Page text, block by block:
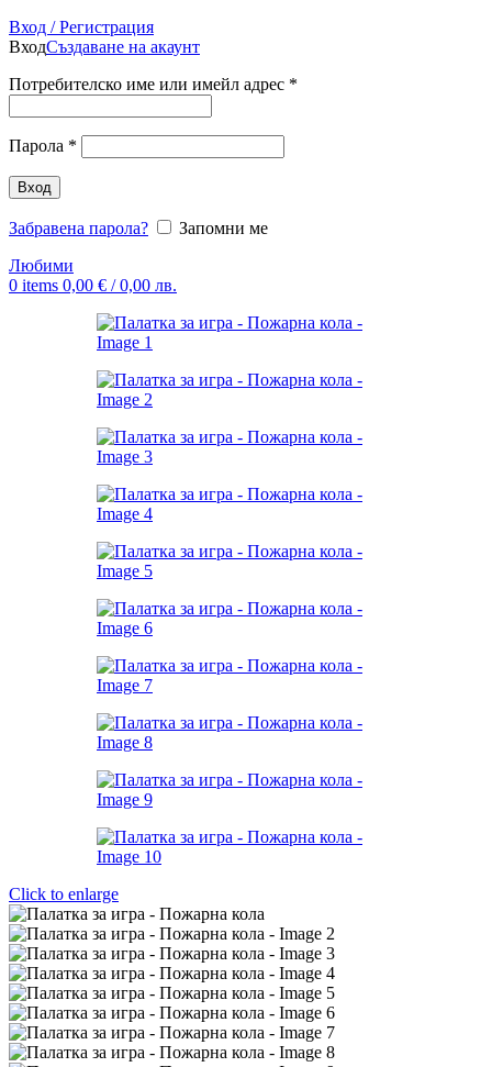
Вход / Регистрация
ВходСъздаване на акаунт
Потребителско име или имейл адрес *
Парола *
Вход
Забравена парола?
Запомни ме
Любими
0 items 0,00 € / 0,00 лв.
Click to enlarge